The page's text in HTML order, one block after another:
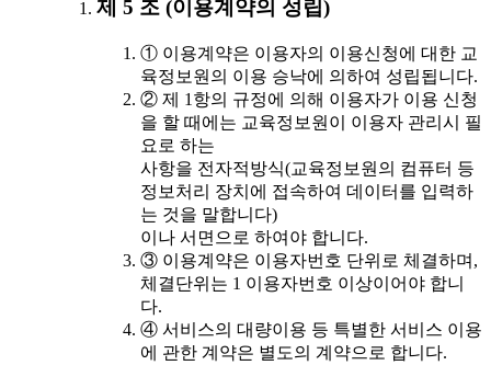
제 5 조 (이용계약의 성립)
① 이용계약은 이용자의 이용신청에 대한 교
육정보원의 이용 승낙에 의하여 성립됩니다.
② 제 1항의 규정에 의해 이용자가 이용 신청
을 할 때에는 교육정보원이 이용자 관리시 필
요로 하는
사항을 전자적방식(교육정보원의 컴퓨터 등
정보처리 장치에 접속하여 데이터를 입력하
는 것을 말합니다)
이나 서면으로 하여야 합니다.
③ 이용계약은 이용자번호 단위로 체결하며,
체결단위는 1 이용자번호 이상이어야 합니
다.
④ 서비스의 대량이용 등 특별한 서비스 이용
에 관한 계약은 별도의 계약으로 합니다.